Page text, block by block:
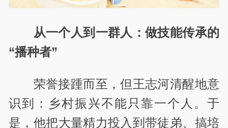
从一个人到一群人：做技能传承的
“播种者”
荣誉接踵而至，但王志河清醒地意
识到：乡村振兴不能只靠一个人。于
是，他把大量精力投入到带徒弟、搞培